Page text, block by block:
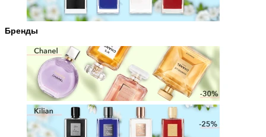
Бренды